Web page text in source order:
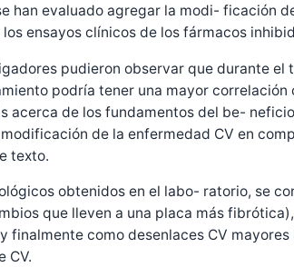
han evaluado agregar la modi- ficación
ensayos clínicos de los fármacos
pudieron observar que durante
podría tener una mayor
acerca de los fundamentos del be-
de la enfermedad CV en
texto.
obtenidos en el labo- ratorio, se
que lleven a una placa más
finalmente como desenlaces CV
CV.